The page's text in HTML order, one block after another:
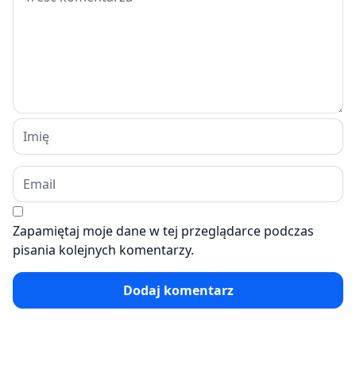
Zapamiętaj moje dane w tej przeglądarce podczas
pisania kolejnych komentarzy.
Dodaj komentarz